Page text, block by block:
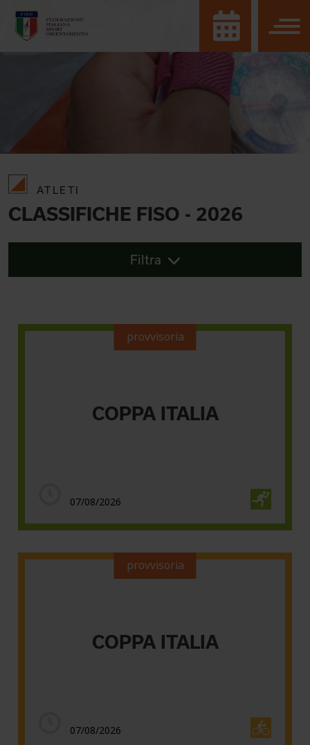
ATLETI
CLASSIFICHE FISO - 2026
Filtra
provvisoria
COPPA ITALIA
07/08/2026
provvisoria
COPPA ITALIA
07/08/2026